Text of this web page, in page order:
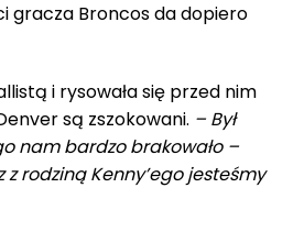
gracza Broncos da dopiero
i rysowała się przed nim
są zszokowani. – Był
nam bardzo brakowało –
z rodziną Kenny’ego jesteśmy